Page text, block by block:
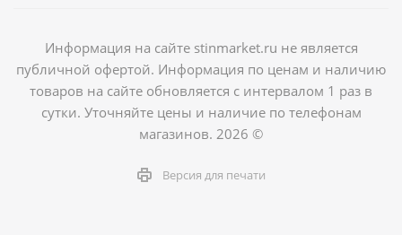
Информация на сайте stinmarket.ru не является
публичной офертой. Информация по ценам и наличию
товаров на сайте обновляется с интервалом 1 раз в
сутки. Уточняйте цены и наличие по телефонам
магазинов. 2026 ©
Версия для печати